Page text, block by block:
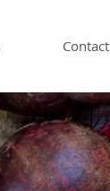
Contact